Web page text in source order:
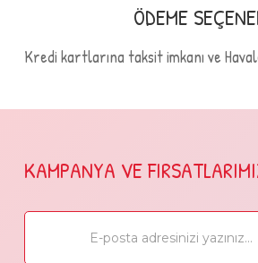
ÖDEME
Kredi kartlarına taksit imkanı ve
KAMPANYA VE